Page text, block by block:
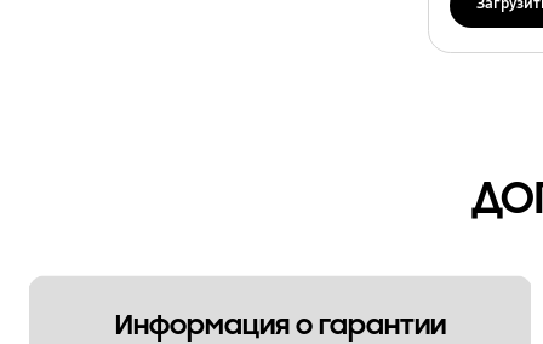
Информация о гарантии